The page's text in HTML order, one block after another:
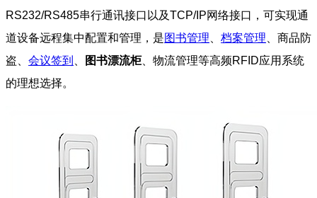
RS232/RS485串行通讯接口以及TCP/IP网络接口，可实现通
道设备远程集中配置和管理，是图书管理 档案管理 、商品防
盗、 会议签到 图书漂流柜、物流管理等高频RFID应用系统
的理想选择。